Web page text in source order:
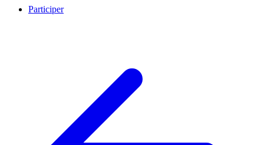
Participer